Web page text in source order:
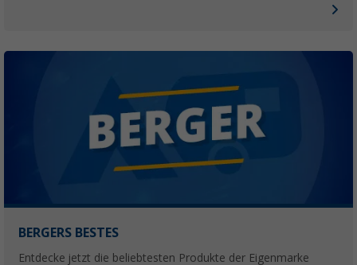
BERGERS BESTES
Entdecke jetzt die beliebtesten Produkte der Eigenmarke